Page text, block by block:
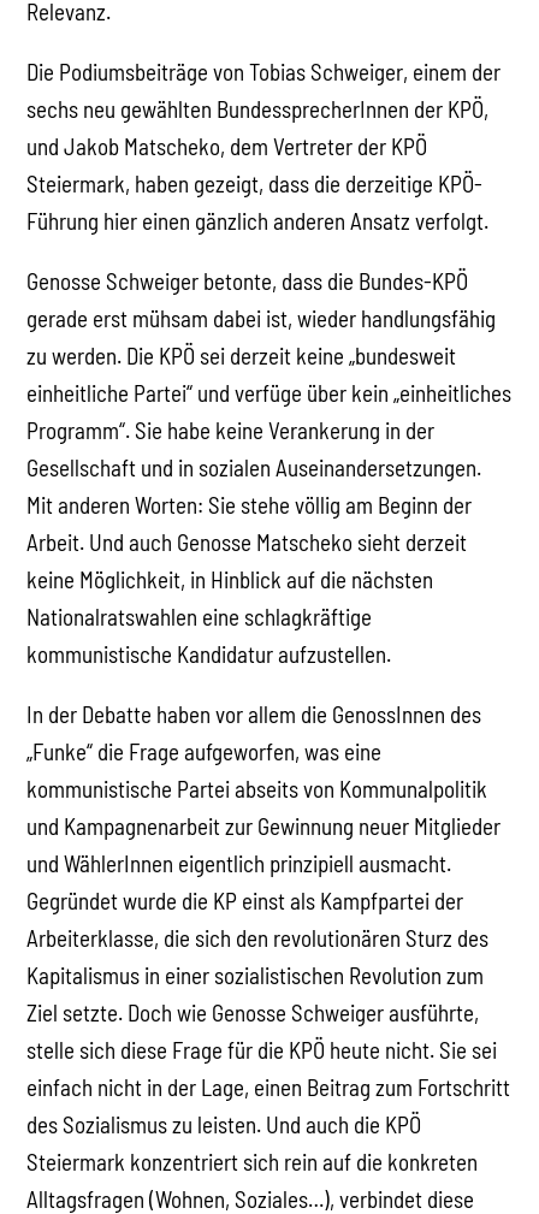
Relevanz.
Die Podiumsbeiträge von Tobias Schweiger, einem der
sechs neu gewählten BundessprecherInnen der KPÖ,
und Jakob Matscheko, dem Vertreter der KPÖ
Steiermark, haben gezeigt, dass die derzeitige KPÖ-
Führung hier einen gänzlich anderen Ansatz verfolgt.
Genosse Schweiger betonte, dass die Bundes-KPÖ
gerade erst mühsam dabei ist, wieder handlungsfähig
zu werden. Die KPÖ sei derzeit keine „bundesweit
einheitliche Partei“ und verfüge über kein „einheitliches
Programm“. Sie habe keine Verankerung in der
Gesellschaft und in sozialen Auseinandersetzungen.
Mit anderen Worten: Sie stehe völlig am Beginn der
Arbeit. Und auch Genosse Matscheko sieht derzeit
keine Möglichkeit, in Hinblick auf die nächsten
Nationalratswahlen eine schlagkräftige
kommunistische Kandidatur aufzustellen.
In der Debatte haben vor allem die GenossInnen des
„Funke“ die Frage aufgeworfen, was eine
kommunistische Partei abseits von Kommunalpolitik
und Kampagnenarbeit zur Gewinnung neuer Mitglieder
und WählerInnen eigentlich prinzipiell ausmacht.
Gegründet wurde die KP einst als Kampfpartei der
Arbeiterklasse, die sich den revolutionären Sturz des
Kapitalismus in einer sozialistischen Revolution zum
Ziel setzte. Doch wie Genosse Schweiger ausführte,
stelle sich diese Frage für die KPÖ heute nicht. Sie sei
einfach nicht in der Lage, einen Beitrag zum Fortschritt
des Sozialismus zu leisten. Und auch die KPÖ
Steiermark konzentriert sich rein auf die konkreten
Alltagsfragen (Wohnen, Soziales…), verbindet diese